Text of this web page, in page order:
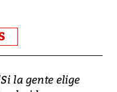
la gente elige